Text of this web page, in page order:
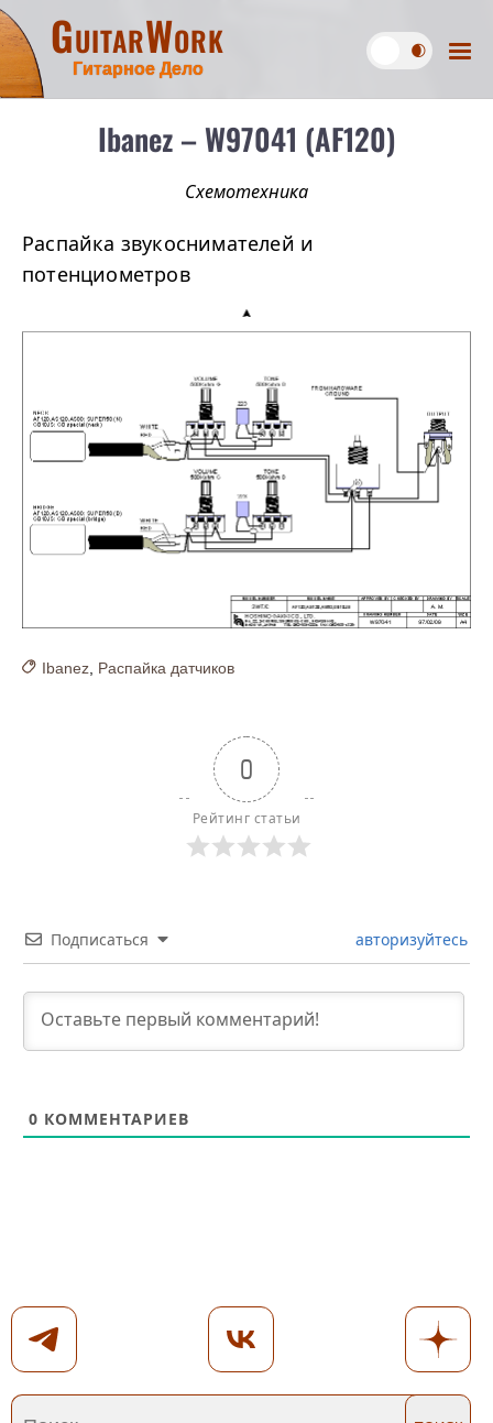
GuitarWork
Гитарное Дело
Ibanez – W97041 (AF120)
Схемотехника
Распайка звукоснимателей и
потенциометров
Ibanez Распайка датчиков
0
Рейтинг статьи
Подписаться авторизуйтесь
0 КОММЕНТАРИЕВ